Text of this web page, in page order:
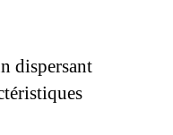
des ciments à
dispersant